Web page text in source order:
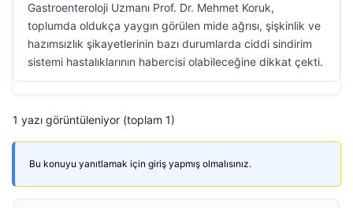
Gastroenteroloji Uzmanı Prof. Dr. Mehmet Koruk,
toplumda oldukça yaygın görülen mide ağrısı, şişkinlik ve
hazımsızlık şikayetlerinin bazı durumlarda ciddi sindirim
sistemi hastalıklarının habercisi olabileceğine dikkat çekti.
1 yazı görüntüleniyor (toplam 1)
Bu konuyu yanıtlamak için giriş yapmış olmalısınız.